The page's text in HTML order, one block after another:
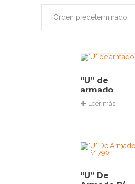
Orden predeterminado
“U” de
armado
Leer más
“U” De